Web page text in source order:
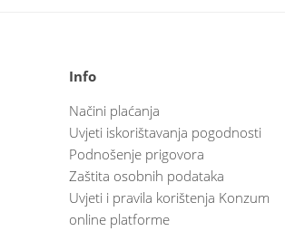
Info
Načini plaćanja
Uvjeti iskorištavanja pogodnosti
Podnošenje prigovora
Zaštita osobnih podataka
Uvjeti i pravila korištenja Konzum
online platforme